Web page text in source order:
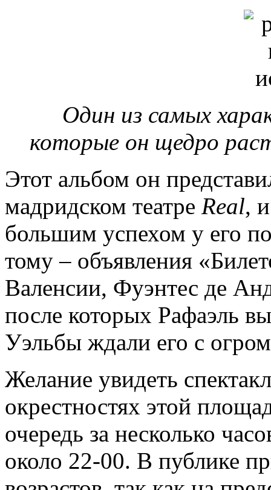
Один из самых
которые он щедро
Этот альбом он
мадридском театре Real,
большим успехом у его
тому – объявления
Валенсии, Фуэнтес де
после которых Рафаэль
Уэльбы ждали его с
Желание увидеть
окрестностях этой
очередь за несколько
около 22-00. В публике